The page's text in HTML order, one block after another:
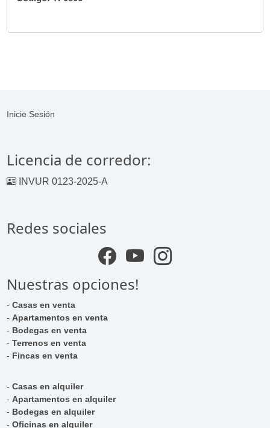
Inicie Sesión
Licencia de corredor:
INVUR 0123-2025-A
Redes sociales
Nuestras opciones!
-Casas en venta
-Apartamentos en venta
- Bodegas en venta
-Terrenos en venta
- Fincas en venta
-Casas en alquiler
-Apartamentos en alquiler
- Bodegas en alquiler
-Oficinas en alquiler